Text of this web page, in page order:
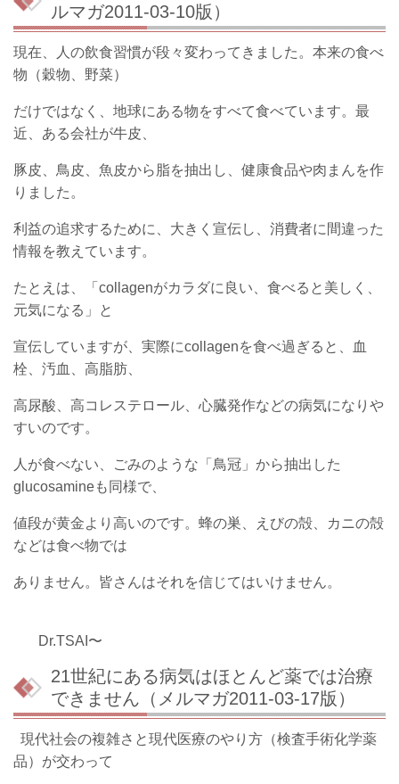
ルマガ2011-03-10版）
現在、人の飲食習慣が段々変わってきました。本来の食べ
物（穀物、野菜）
だけではなく、地球にある物をすべて食べています。最
近、ある会社が牛皮、
豚皮、鳥皮、魚皮から脂を抽出し、健康食品や肉まんを作
りました。
利益の追求するために、大きく宣伝し、消費者に間違った
情報を教えています。
たとえは、「collagenがカラダに良い、食べると美しく、
元気になる」と
宣伝していますが、実際にcollagenを食べ過ぎると、血
栓、汚血、高脂肪、
高尿酸、高コレステロール、心臓発作などの病気になりや
すいのです。
人が食べない、ごみのような「鳥冠」から抽出した
glucosamineも同様で、
値段が黄金より高いのです。蜂の巣、えびの殻、カニの殻
などは食べ物では
ありません。皆さんはそれを信じてはいけません。
Dr.TSAI〜
21世紀にある病気はほとんど薬では治療
できません（メルマガ2011-03-17版）
現代社会の複雑さと現代医療のやり方（検査手術化学薬
品）が交わって